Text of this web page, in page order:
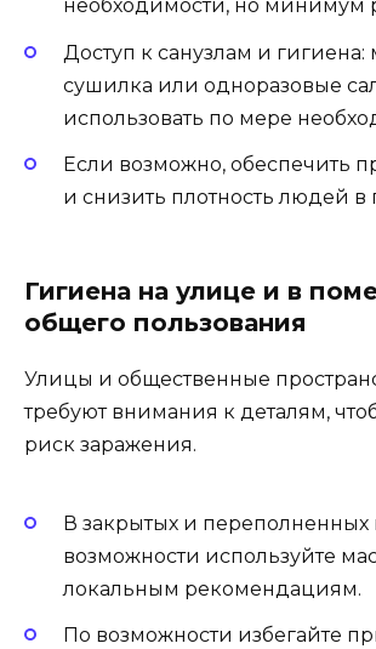
необходимости, но минимум
Доступ к санузлам и гигиена:
сушилка или одноразовые
использовать по мере
Если возможно, обеспечить
и снизить плотность людей в
Гигиена на улице и в
общего пользования
Улицы и общественные
требуют внимания к деталям,
риск заражения.
В закрытых и переполненных
возможности используйте
локальным рекомендациям.
По возможности избегайте